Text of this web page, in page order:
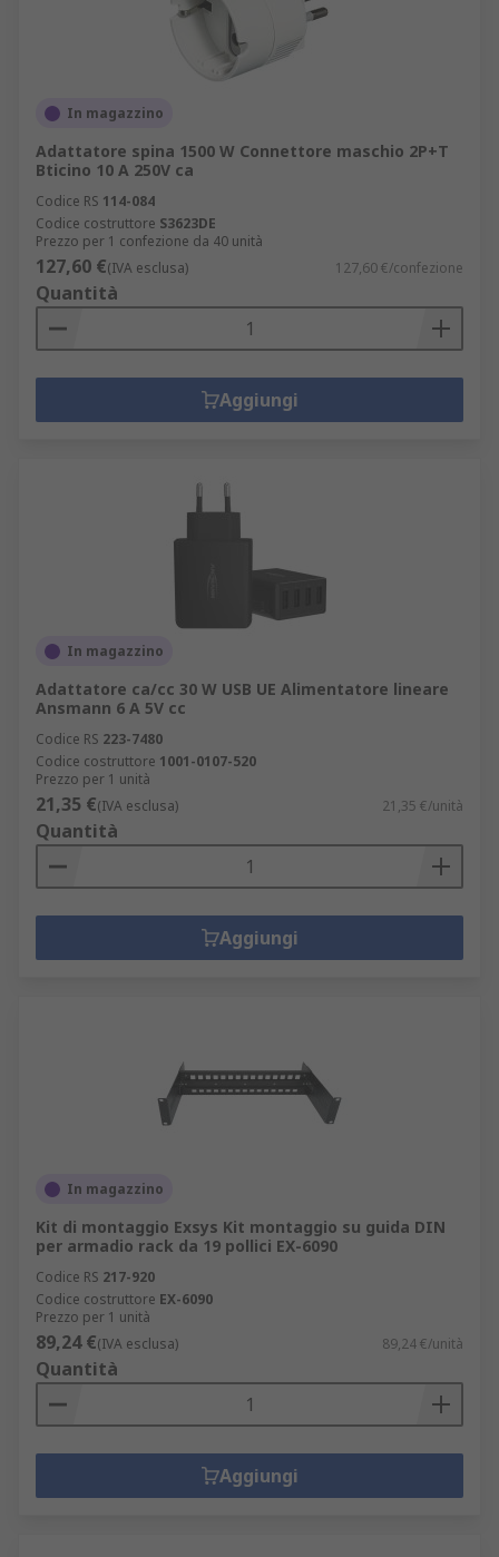
In magazzino
Adattatore spina 1500 W Connettore maschio 2P+T
Bticino 10 A 250V ca
Codice RS 114-084
Codice costruttore S3623DE
Prezzo per 1 confezione da 40 unità
127,60 €(IVA esclusa) 127,60 €/confezione
Quantità
Aggiungi
In magazzino
Adattatore ca/cc 30 W USB UE Alimentatore lineare
Ansmann 6 A 5V cc
Codice RS 223-7480
Codice costruttore 1001-0107-520
Prezzo per 1 unità
21,35 €(IVA esclusa) 21,35 €/unità
Quantità
Aggiungi
In magazzino
Kit di montaggio Exsys Kit montaggio su guida DIN
per armadio rack da 19 pollici EX-6090
Codice RS 217-920
Codice costruttore EX-6090
Prezzo per 1 unità
89,24 €(IVA esclusa) 89,24 €/unità
Quantità
Aggiungi